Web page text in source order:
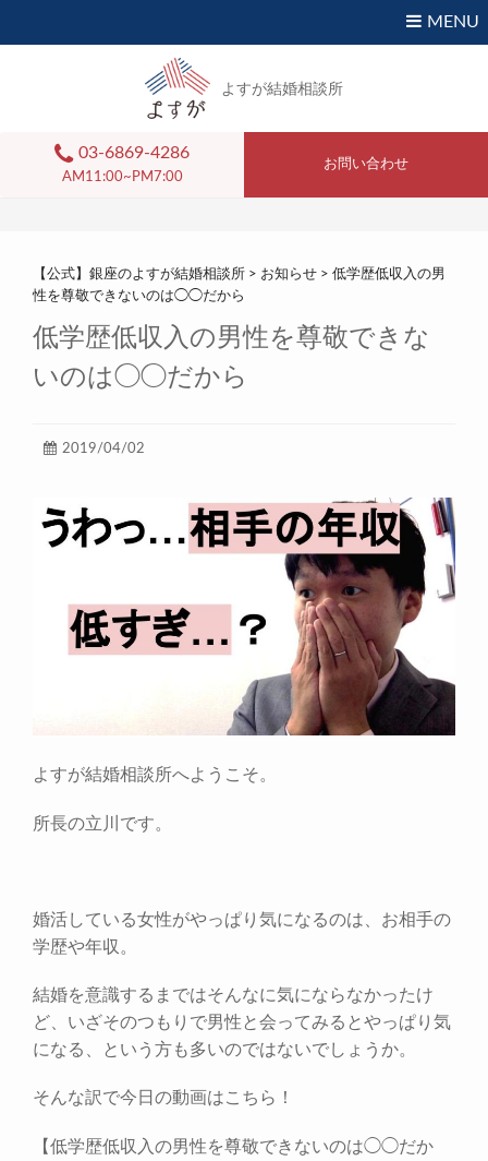
MENU
よすが結婚相談所
03-6869-4286
AM11:00~PM7:00
お問い合わせ
【公式】銀座のよすが結婚相談所 > お知らせ > 低学歴低収入の男
性を尊敬できないのは◯◯だから
低学歴低収入の男性を尊敬できな
いのは◯◯だから
2019/04/02
よすが結婚相談所へようこそ。
所長の立川です。
婚活している女性がやっぱり気になるのは、お相手の
学歴や年収。
結婚を意識するまではそんなに気にならなかったけ
ど、いざそのつもりで男性と会ってみるとやっぱり気
になる、という方も多いのではないでしょうか。
そんな訳で今日の動画はこちら！
【低学歴低収入の男性を尊敬できないのは◯◯だか